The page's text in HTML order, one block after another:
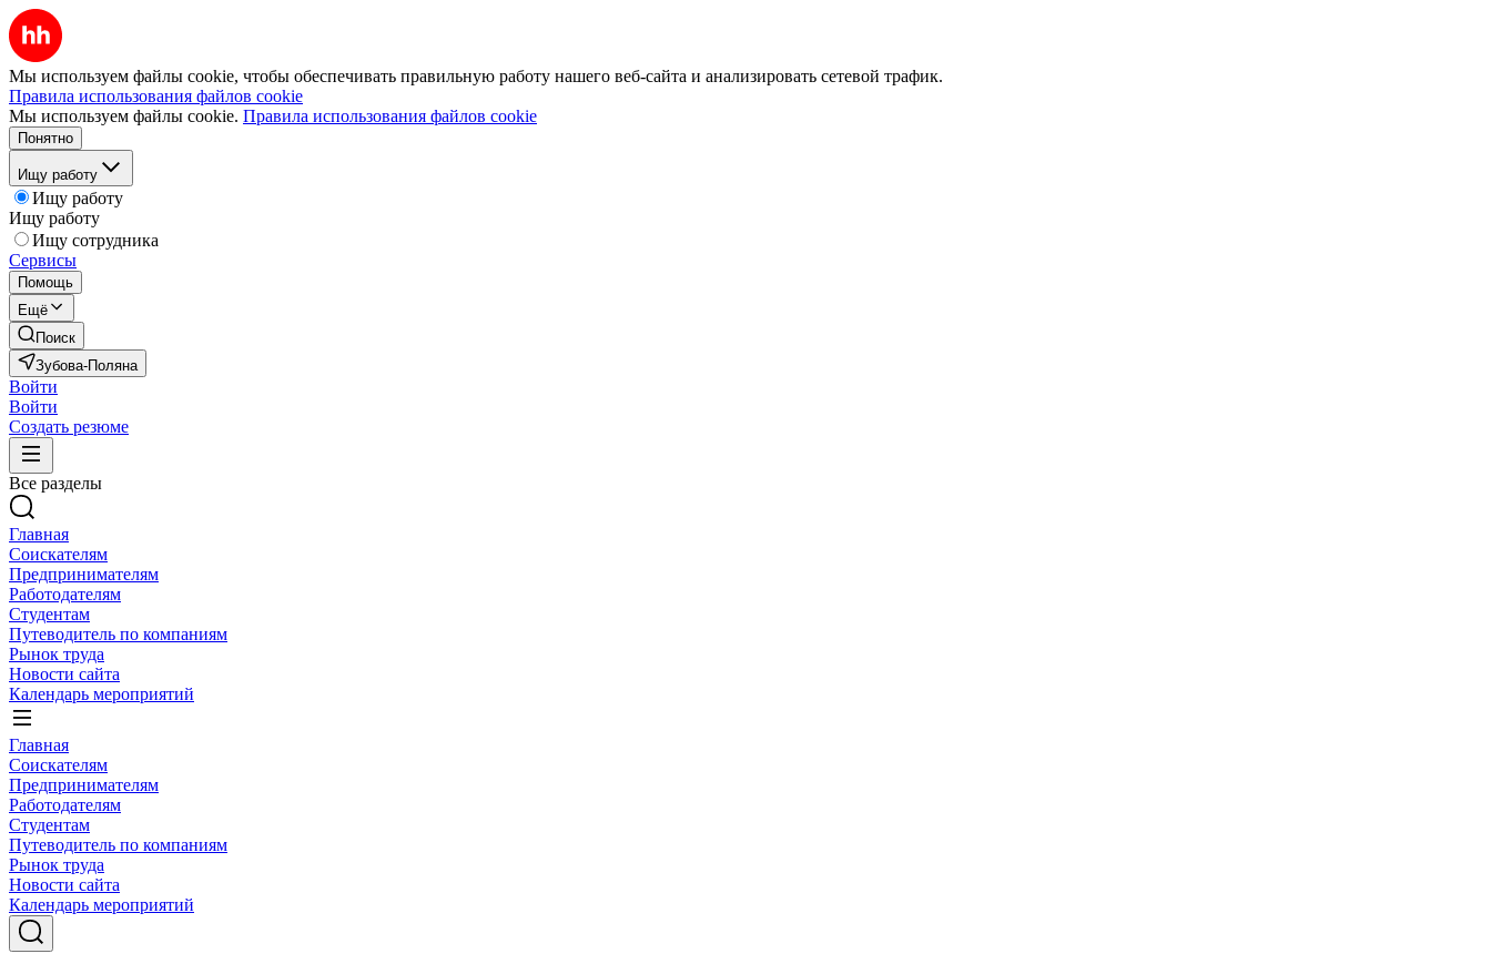
Мы используем файлы cookie, чтобы обеспечивать правильную работу нашего веб-сайта и анализировать сетевой трафик.
Правила использования файлов cookie
Мы используем файлы cookie. Правила использования файлов cookie
Понятно
Ищу работу
Ищу работу
Ищу работу
Ищу сотрудника
Сервисы
Помощь
Ещё
Поиск
Зубова-Поляна
Войти
Войти
Создать резюме
Все разделы
Главная
Соискателям
Предпринимателям
Работодателям
Студентам
Путеводитель по компаниям
Рынок труда
Новости сайта
Календарь мероприятий
Главная
Соискателям
Предпринимателям
Работодателям
Студентам
Путеводитель по компаниям
Рынок труда
Новости сайта
Календарь мероприятий